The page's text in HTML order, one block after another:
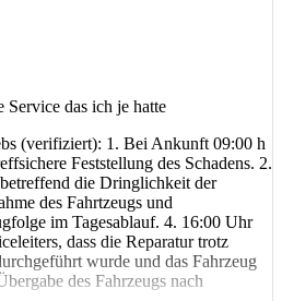
Service das ich je hatte
(verifiziert): 1. Bei Ankunft 09:00 h
Feststellung des Schadens. 2.
die Dringlichkeit der
des Fahrtzeugs und
im Tagesablauf. 4. 16:00 Uhr
dass die Reparatur trotz
wurde und das Fahrzeug
des Fahrzeugs nach